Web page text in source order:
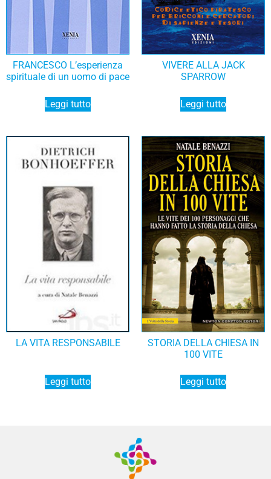
FRANCESCO L’esperienza
spirituale di un uomo di pace
Leggi tutto
VIVERE ALLA JACK
SPARROW
Leggi tutto
LA VITA RESPONSABILE
Leggi tutto
STORIA DELLA CHIESA IN
100 VITE
Leggi tutto